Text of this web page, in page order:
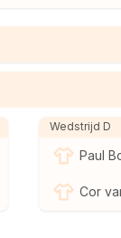
Wedstrijd D
Paul
Cor